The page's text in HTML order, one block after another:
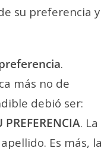
su preferencia y
.
más no de
debió ser:
. La
Es más, la